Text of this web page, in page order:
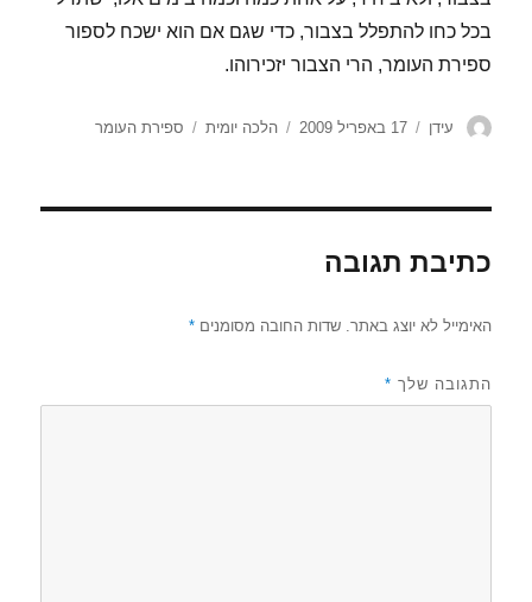
בכל כחו להתפלל בצבור, כדי שגם אם הוא ישכח לספור
ספירת העומר, הרי הצבור יזכירוהו.
מחבר
עידן
פורסם
17 באפריל 2009 קטגוריות
הלכה יומית תגיות
ספירת העומר
כתיבת תגובה
האימייל לא יוצג באתר. שדות החובה מסומנים*
התגובה שלך *